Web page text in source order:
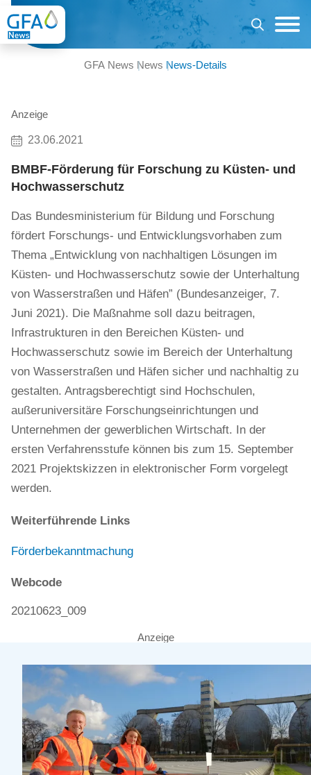
GFA News News News-Details
Anzeige
23.06.2021
BMBF-Förderung für Forschung zu Küsten- und
Hochwasserschutz
Das Bundesministerium für Bildung und Forschung
fördert Forschungs- und Entwicklungsvorhaben zum
Thema „Entwicklung von nachhaltigen Lösungen im
Küsten- und Hochwasserschutz sowie der Unterhaltung
von Wasserstraßen und Häfen” (Bundesanzeiger, 7.
Juni 2021). Die Maßnahme soll dazu beitragen,
Infrastrukturen in den Bereichen Küsten‐ und
Hochwasserschutz sowie im Bereich der Unterhaltung
von Wasserstraßen und Häfen sicher und nachhaltig zu
gestalten. Antragsberechtigt sind Hochschulen,
außeruniversitäre Forschungseinrichtungen und
Unternehmen der gewerblichen Wirtschaft. In der
ersten Verfahrensstufe können bis zum 15. September
2021 Projektskizzen in elektronischer Form vorgelegt
werden.
Weiterführende Links
Förderbekanntmachung
Webcode
20210623_009
Anzeige